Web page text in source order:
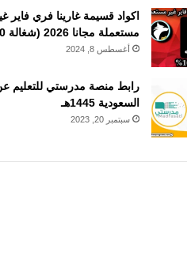
اكواد قسيمة غارينا فري فاير
مستعملة مجانا 2026 (شغالة 100%)
أغسطس 8, 2024
رابط منصة مدرستي للتعليم
السعودية 1445هـ
سبتمبر 20, 2023